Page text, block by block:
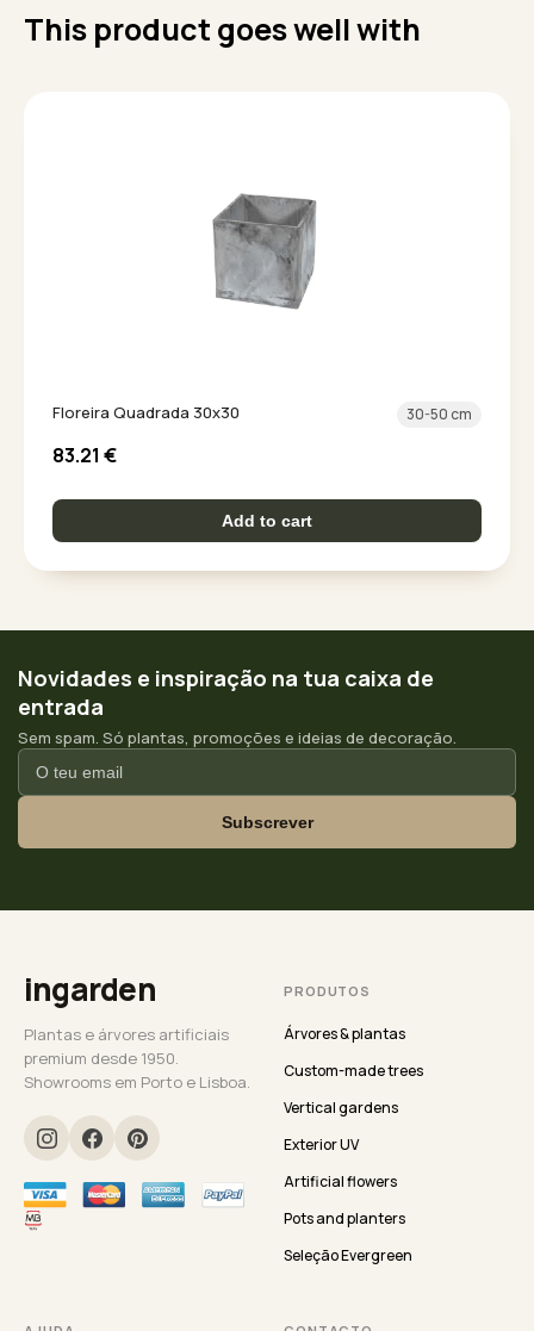
This product goes well with
Floreira Quadrada 30x30 30-50 cm
83.21 €
Add to cart
Novidades e inspiração na tua caixa de
entrada
Sem spam. Só plantas, promoções e ideias de decoração.
Subscrever
ingarden
Plantas e árvores artificiais
premium desde 1950.
Showrooms em Porto e Lisboa.
PRODUTOS
Árvores & plantas
Custom-made trees
Vertical gardens
Exterior UV
Artificial flowers
Pots and planters
Seleção Evergreen